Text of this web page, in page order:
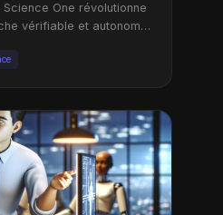
One révolutionne
vérifiable et autonome